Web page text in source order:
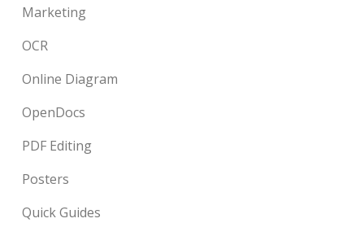
Marketing
OCR
Online Diagram
OpenDocs
PDF Editing
Posters
Quick Guides